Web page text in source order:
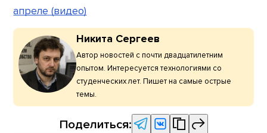
апреле (видео)
Никита Сергеев
Автор новостей с почти двадцатилетним
опытом. Интересуется технологиями со
студенческих лет. Пишет на самые острые
темы.
Поделиться: